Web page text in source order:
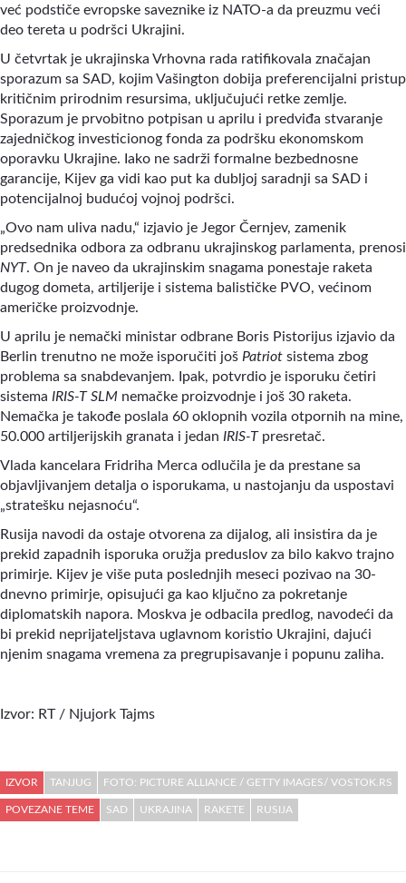
već podstiče evropske saveznike iz NATO-a da preuzmu veći
deo tereta u podršci Ukrajini.
U četvrtak je ukrajinska Vrhovna rada ratifikovala značajan
sporazum sa SAD, kojim Vašington dobija preferencijalni pristup
kritičnim prirodnim resursima, uključujući retke zemlje.
Sporazum je prvobitno potpisan u aprilu i predviđa stvaranje
zajedničkog investicionog fonda za podršku ekonomskom
oporavku Ukrajine. Iako ne sadrži formalne bezbednosne
garancije, Kijev ga vidi kao put ka dubljoj saradnji sa SAD i
potencijalnoj budućoj vojnoj podršci.
„Ovo nam uliva nadu,“ izjavio je Jegor Černjev, zamenik
predsednika odbora za odbranu ukrajinskog parlamenta, prenosi
NYT. On je naveo da ukrajinskim snagama ponestaje raketa
dugog dometa, artiljerije i sistema balističke PVO, većinom
američke proizvodnje.
U aprilu je nemački ministar odbrane Boris Pistorijus izjavio da
Berlin trenutno ne može isporučiti još Patriot sistema zbog
problema sa snabdevanjem. Ipak, potvrdio je isporuku četiri
sistema IRIS-T SLM nemačke proizvodnje i još 30 raketa.
Nemačka je takođe poslala 60 oklopnih vozila otpornih na mine,
50.000 artiljerijskih granata i jedan IRIS-Tpresretač.
Vlada kancelara Fridriha Merca odlučila je da prestane sa
objavljivanjem detalja o isporukama, u nastojanju da uspostavi
„stratešku nejasnoću“.
Rusija navodi da ostaje otvorena za dijalog, ali insistira da je
prekid zapadnih isporuka oružja preduslov za bilo kakvo trajno
primirje. Kijev je više puta poslednjih meseci pozivao na 30-
dnevno primirje, opisujući ga kao ključno za pokretanje
diplomatskih napora. Moskva je odbacila predlog, navodeći da
bi prekid neprijateljstava uglavnom koristio Ukrajini, dajući
njenim snagama vremena za pregrupisavanje i popunu zaliha.
Izvor: RT / Njujork Tajms
IZVOR TANJUG FOTO: PICTURE ALLIANCE / GETTY IMAGES/ VOSTOK.RS
POVEZANE TEME SAD UKRAJINA RAKETE RUSIJA